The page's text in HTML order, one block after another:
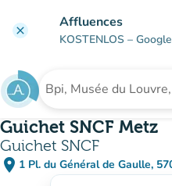
clear Affluences
KOSTENLOS –
Suche nach einer
Guichet SNCF Metz
Guichet SNCF
place 1 Pl. du Général de Gaulle,
(in
(new